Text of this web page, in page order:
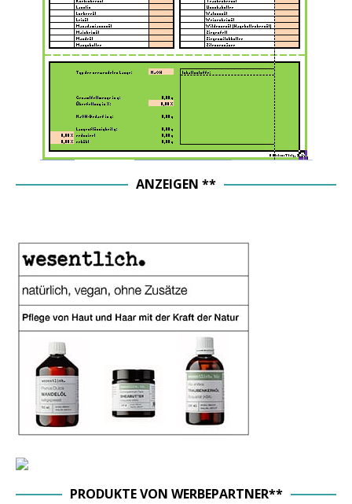
ANZEIGEN **
PRODUKTE VON WERBEPARTNER**